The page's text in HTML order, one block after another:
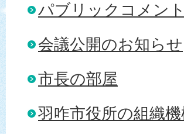
パブリックコメント
会議公開のお知らせ
市長の部屋
羽咋市役所の組織機